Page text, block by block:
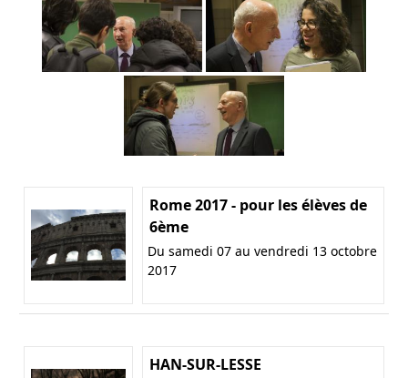
Rome 2017 - pour les élèves de
6ème
Du samedi 07 au vendredi 13 octobre
2017
HAN-SUR-LESSE